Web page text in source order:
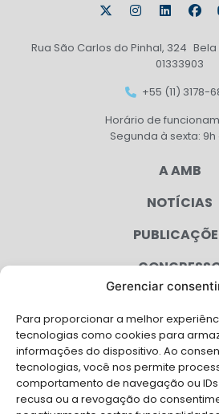
Gerenciar
Para proporcionar a melhor
tecnologias como cookies para
informações do dispositivo. Ao
tecnologias, você nos permite
comportamento de navegação ou IDs
recusa ou a revogação do
Rua São Carlos do Pinhal, 324 Bela
01333903
+55 (11) 3178-
Horário de
Segunda à sexta: 9h
A AMB
NOTÍCIAS
SERVIÇOS
FILIADAS